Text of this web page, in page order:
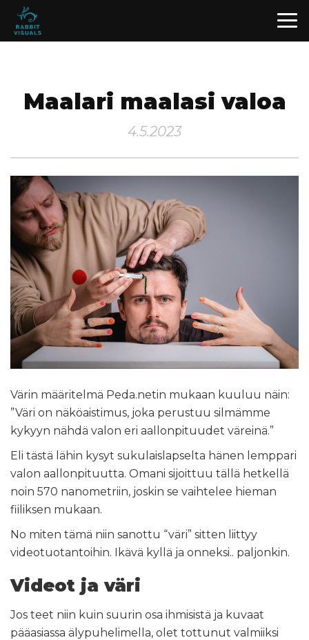
Maalari maalasi valoa
4.5.2023
Värin määritelmä Peda.netin mukaan kuuluu näin:
”Väri on näköaistimus, joka perustuu silmämme
kykyyn nähdä valon eri aallonpituudet väreinä.”
Eli tästä lähin kysyt sukulaislapselta hänen lemppari
valon aallonpituutta. Omani sijoittuu tällä hetkellä
noin 570 nanometriin, joskin se vaihtelee hieman
fiiliksen mukaan.
No miten tämä niin sanottu “väri” sitten liittyy
videotuotantoihin. Ikävä kyllä ja onneksi.. paljonkin.
Videot ja väri
Jos teet niin kuin suurin osa ihmisistä ja kuvaat
pääasiassa älypuhelimella, olet tottunut valmiiksi